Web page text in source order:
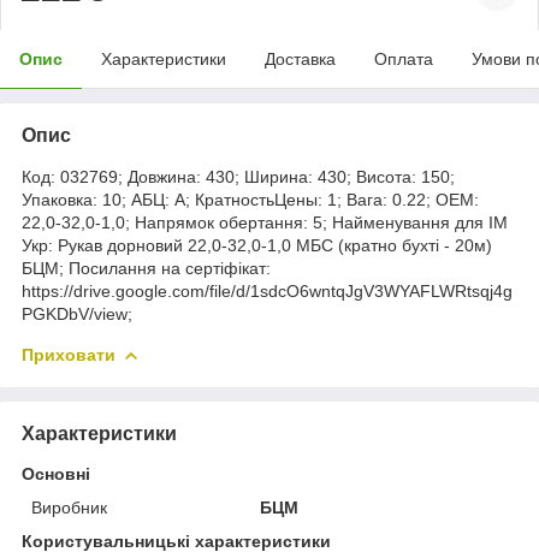
Опис Характеристики Доставка Оплата Умови
Опис
Код: 032769; Довжина: 430; Ширина: 430; Висота: 150;
Упаковка: 10; АБЦ: A; КратностьЦены: 1; Вага: 0.22; ОЕМ:
22,0-32,0-1,0; Напрямок обертання: 5; Найменування для ІМ
Укр: Рукав дорновий 22,0-32,0-1,0 МБС (кратно бухті - 20м)
БЦМ; Посилання на сертіфікат:
https://drive.google.com/file/d/1sdcO6wntqJgV3WYAFLWRtsqj4g
PGKDbV/view;
Приховати
Характеристики
Основні
Виробник
БЦМ
Користувальницькі характеристики